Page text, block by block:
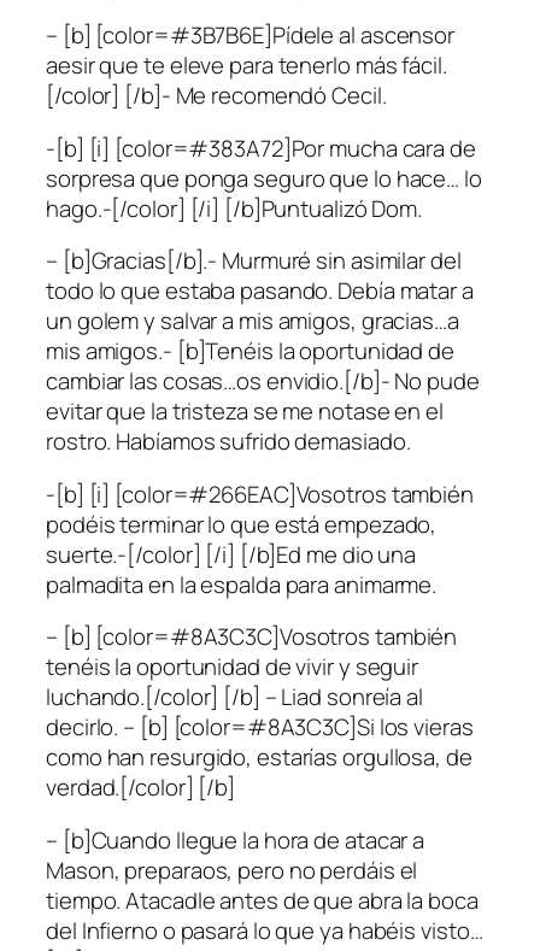
– [b] [color=#3B7B6E]Pídele al ascensor
aesir que te eleve para tenerlo más fácil.
[/color] [/b]- Me recomendó Cecil.
-[b] [i] [color=#383A72]Por mucha cara de
sorpresa que ponga seguro que lo hace… lo
hago.-[/color] [/i] [/b]Puntualizó Dom.
– [b]Gracias[/b].- Murmuré sin asimilar del
todo lo que estaba pasando. Debía matar a
un golem y salvar a mis amigos, gracias…a
mis amigos.- [b]Tenéis la oportunidad de
cambiar las cosas…os envidio.[/b]- No pude
evitar que la tristeza se me notase en el
rostro. Habíamos sufrido demasiado.
-[b] [i] [color=#266EAC]Vosotros también
podéis terminar lo que está empezado,
suerte.-[/color] [/i] [/b]Ed me dio una
palmadita en la espalda para animarme.
– [b] [color=#8A3C3C]Vosotros también
tenéis la oportunidad de vivir y seguir
luchando.[/color] [/b] – Liad sonreía al
decirlo. – [b] [color=#8A3C3C]Si los vieras
como han resurgido, estarías orgullosa, de
verdad.[/color] [/b]
– [b]Cuando llegue la hora de atacar a
Mason, preparaos, pero no perdáis el
tiempo. Atacadle antes de que abra la boca
del Infierno o pasará lo que ya habéis visto…